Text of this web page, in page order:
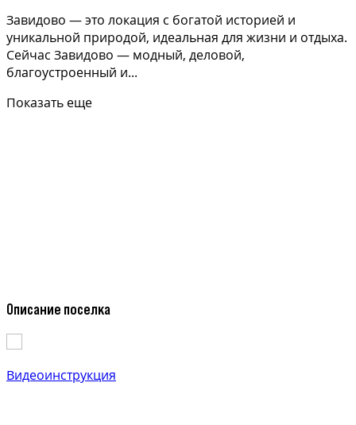
Завидово — это локация с богатой историей и
уникальной природой, идеальная для жизни и отдыха.
Сейчас Завидово — модный, деловой,
благоустроенный и...
Показать еще
Описание поселка
Видеоинструкция